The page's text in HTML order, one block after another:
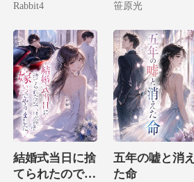
Rabbit4 笹原光
結婚式当日に捨
てられたので、
五年の嘘と消え
た命